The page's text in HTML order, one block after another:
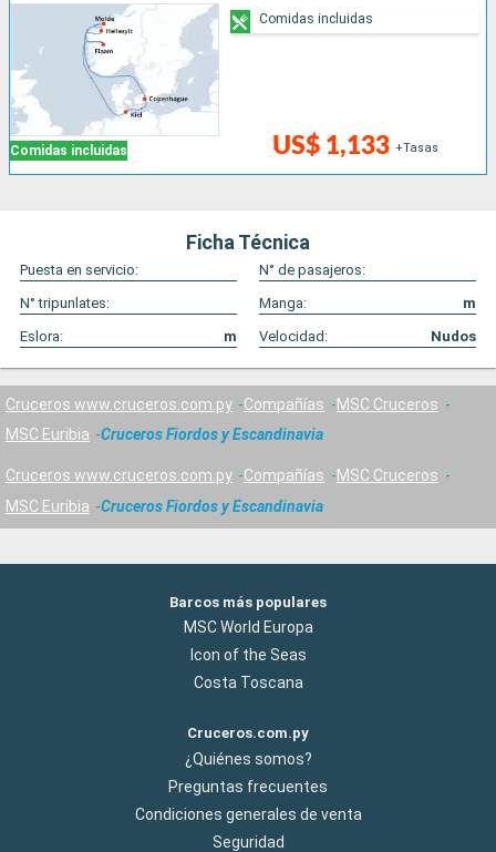
Comidas incluidas US$ 1,133 +Tasas
Comidas incluidas
Ficha Técnica
Puesta en servicio:
N° de pasajeros:
N° tripunlates:
Manga:
m
Eslora:
m Velocidad: Nudos
Cruceros www.cruceros.com.py Compañías
MSC Cruceros
MSC Euribia
Cruceros Fiordos y Escandinavia
Cruceros www.cruceros.com.py Compañías
MSC Cruceros
MSC Euribia
Cruceros Fiordos y Escandinavia
Barcos más populares
MSC World Europa
Icon of the Seas
Costa Toscana
Cruceros.com.py
¿Quiénes somos?
Preguntas frecuentes
Condiciones generales de venta
Seguridad